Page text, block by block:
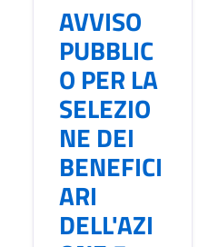
AVVISO
PUBBLIC
O PER LA
SELEZIO
NE DEI
BENEFICI
ARI
DELL'AZI